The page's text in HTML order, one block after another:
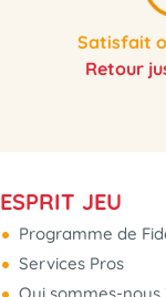
Satisfait
Retour
ESPRIT JEU
Programme de
Services Pros
Qui sommes-nous